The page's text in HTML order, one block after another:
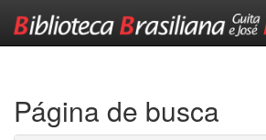
Página de busca